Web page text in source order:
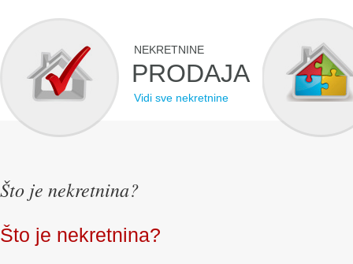
NEKRETNINE
PRODAJA
Vidi sve nekretnine
Što je nekretnina?
Što je nekretnina?